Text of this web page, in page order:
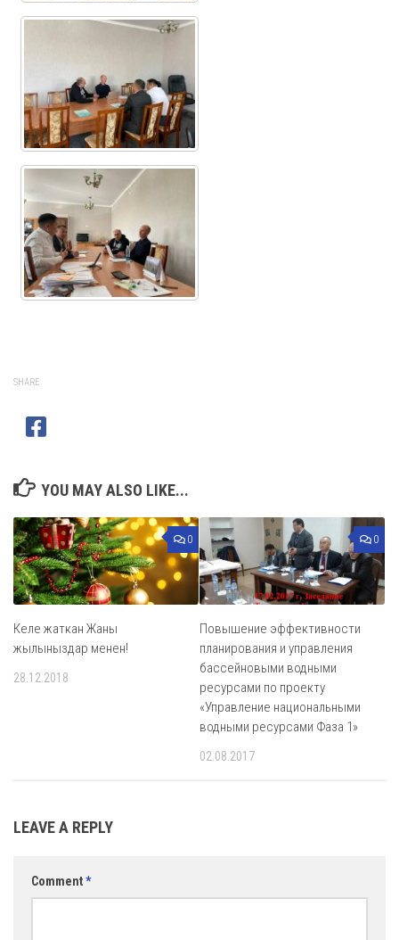
SHARE
YOU MAY ALSO LIKE...
0
Келе жаткан Жаны
жылыныздар менен!
28.12.2018
0
Повышение эффективности
планирования и управления
бассейновыми водными
ресурсами по проекту
«Управление национальными
водными ресурсами Фаза 1»
02.08.2017
LEAVE A REPLY
Comment*